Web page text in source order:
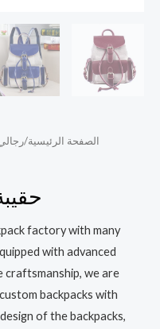
الصفحة الرئيسية/
حقيبة
factory with many
with advanced
craftsmanship, we are
backpacks with
of the backpacks,